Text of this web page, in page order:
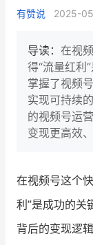
增长产品指南
智库
产品更新动态
新零售资讯
有赞说 2025-
导读： 在视
得“流量红利
掌握了视频
实现可持续
的视频号运
变现更高效
在视频号这个
利”是成功的关
背后的变现逻